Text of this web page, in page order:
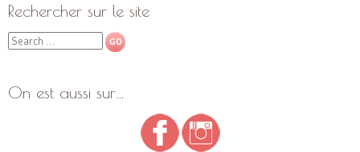
Rechercher sur le site
Search
On est aussi sur…